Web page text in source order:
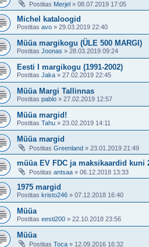
Postitas Merjel » 08.07.2019 17:05
Michel kataloogid
Postitas avo » 29.03.2019 22:40
Müüa margikogu (ÜLE 500 MARGI)
Postitas Joonas » 28.03.2019 09:24
Eesti I margikogu (1991-2002)
Postitas Jaka » 27.02.2019 22:45
Müüa Margi Tallinnas
Postitas pablo » 27.02.2019 12:57
Müüa margid!
Postitas Tahu » 23.02.2019 14:11
Müüa margid
Postitas Greenland » 23.01.2019 21:49
müüa EV FDC ja maksikaardid kuni
Postitas antsaa » 06.12.2018 13:33
1975 margid
Postitas kristo246 » 07.12.2018 16:40
Müüa
Postitas eesti200 » 22.10.2018 23:56
Müüa
Postitas Toca » 12.09.2016 16:32